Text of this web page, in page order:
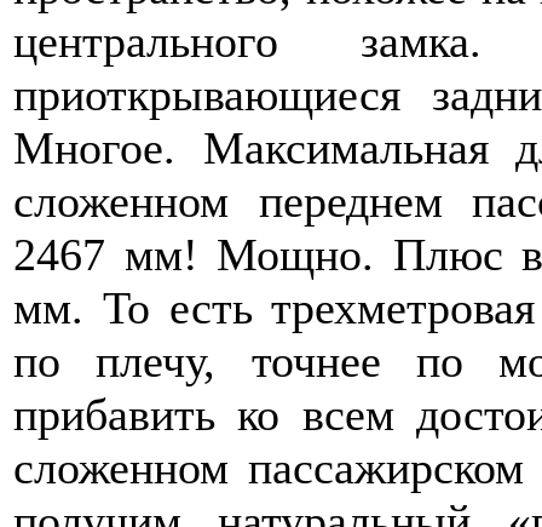
центрального
приоткрывающиеся
Многое. Максимальная
сложенном переднем
2467 мм! Мощно. Плюс
мм. То есть
по плечу, точнее по
прибавить ко всем
сложенном